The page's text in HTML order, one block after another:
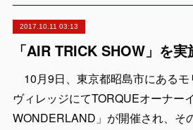
2017.10.11 03:13
10月9日、東京都昭島市にあるモ
ヴィレッジにてTORQUEオーナー
WONDERLAND」が開催され、